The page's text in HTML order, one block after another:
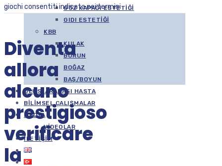
GÖZ KAPAĞI ESTETIĞI
GIDI ESTETIĞI
KBB
KULAK
BURUN
BOĞAZ
BAŞ/BOYUN
ULUSLARARASI HASTA
BILIMSEL ÇALIŞMALAR
MEDYA
VIDEOLAR
İLETIŞIM
giochi consentiti indicata nei termini
Diventa
allora
alcuno
prestigioso
verificare
la